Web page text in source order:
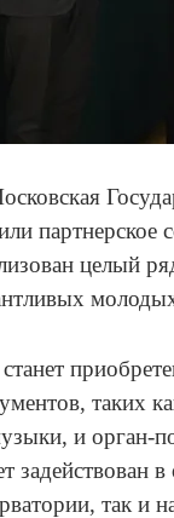
партнерское
целый
таких
и орган-
задействован
так и